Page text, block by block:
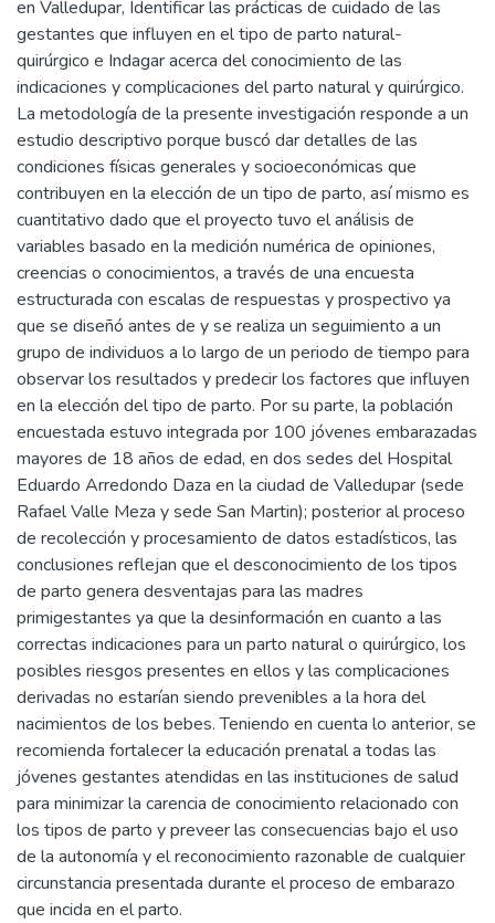
en Valledupar, Identificar las prácticas de cuidado de las
gestantes que influyen en el tipo de parto natural-
quirúrgico e Indagar acerca del conocimiento de las
indicaciones y complicaciones del parto natural y quirúrgico.
La metodología de la presente investigación responde a un
estudio descriptivo porque buscó dar detalles de las
condiciones físicas generales y socioeconómicas que
contribuyen en la elección de un tipo de parto, así mismo es
cuantitativo dado que el proyecto tuvo el análisis de
variables basado en la medición numérica de opiniones,
creencias o conocimientos, a través de una encuesta
estructurada con escalas de respuestas y prospectivo ya
que se diseñó antes de y se realiza un seguimiento a un
grupo de individuos a lo largo de un periodo de tiempo para
observar los resultados y predecir los factores que influyen
en la elección del tipo de parto. Por su parte, la población
encuestada estuvo integrada por 100 jóvenes embarazadas
mayores de 18 años de edad, en dos sedes del Hospital
Eduardo Arredondo Daza en la ciudad de Valledupar (sede
Rafael Valle Meza y sede San Martin); posterior al proceso
de recolección y procesamiento de datos estadísticos, las
conclusiones reflejan que el desconocimiento de los tipos
de parto genera desventajas para las madres
primigestantes ya que la desinformación en cuanto a las
correctas indicaciones para un parto natural o quirúrgico, los
posibles riesgos presentes en ellos y las complicaciones
derivadas no estarían siendo prevenibles a la hora del
nacimientos de los bebes. Teniendo en cuenta lo anterior, se
recomienda fortalecer la educación prenatal a todas las
jóvenes gestantes atendidas en las instituciones de salud
para minimizar la carencia de conocimiento relacionado con
los tipos de parto y preveer las consecuencias bajo el uso
de la autonomía y el reconocimiento razonable de cualquier
circunstancia presentada durante el proceso de embarazo
que incida en el parto.